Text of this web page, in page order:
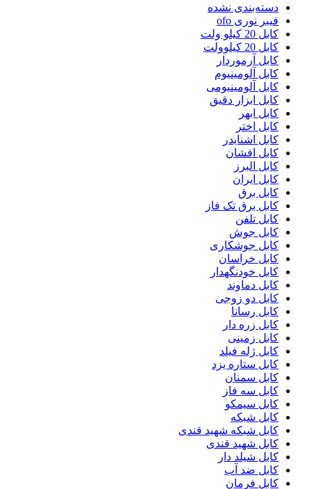
دسته‌بندی نشده
فیبر نوری ofo
کابل 20 کیلو ولت
کابل 20 کیلوولت
کابل آرموردار
کابل آلومینیوم
کابل آلومینیومی
کابل ابزار دقیق
کابل ابهر
کابل اختر
کابل اشنایدر
کابل افشان
کابل البرز
کابل ایران
کابل برق
کابل برق تک فاز
کابل تلفن
کابل جوش
کابل جوشکاری
کابل خراسان
کابل خودنگهدار
کابل دماوند
کابل دو زوجی
کابل رسانا
کابل زره دار
کابل زمینی
کابل ژله فیلد
کابل ستاره یزد
کابل سمنان
کابل سه فاز
کابل سیمکو
کابل شبکه
کابل شبکه شهید قندی
کابل شهید قندی
کابل شیلد دار
کابل ضد آب
کابل فرمان